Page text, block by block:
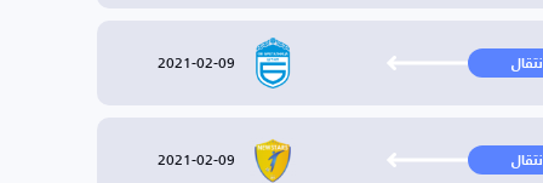
انتقال 2021-02-09
انتقال 2021-02-09